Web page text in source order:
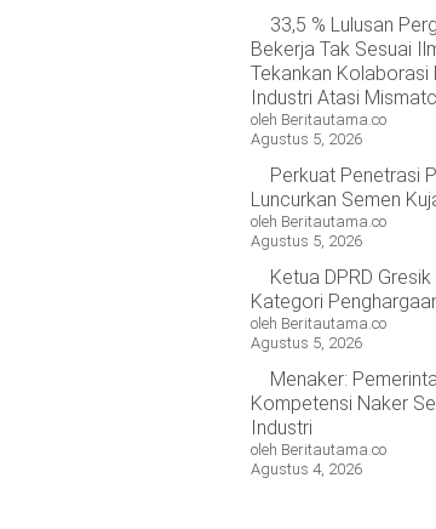
33,5 % Lulusan
Bekerja Tak Sesuai
Tekankan Kolaborasi
Industri Atasi
oleh Beritautama.co
Agustus 5, 2026
Perkuat Penetrasi
Luncurkan Semen
oleh Beritautama.co
Agustus 5, 2026
Ketua DPRD
Kategori
oleh Beritautama.co
Agustus 5, 2026
Menaker:
Kompetensi Naker
Industri
oleh Beritautama.co
Agustus 4, 2026